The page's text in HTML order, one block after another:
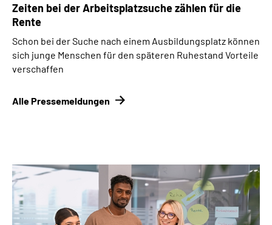
Zeiten bei der Arbeitsplatzsuche zählen für die
Rente
Schon bei der Suche nach einem Ausbildungsplatz können
sich junge Menschen für den späteren Ruhestand Vorteile
verschaffen
Alle Pressemeldungen